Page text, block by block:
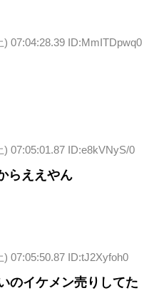
) 07:04:28.39 ID:MmITDpwq0
) 07:05:01.87 ID:e8kVNyS/0
らええやん
) 07:05:50.87 ID:tJ2Xyfoh0
のイケメン売りしてた